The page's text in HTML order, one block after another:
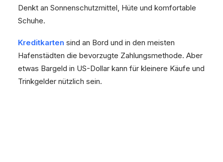
Denkt an Sonnenschutzmittel, Hüte und komfortable
Schuhe.
Kreditkarten sind an Bord und in den meisten
Hafenstädten die bevorzugte Zahlungsmethode. Aber
etwas Bargeld in US-Dollar kann für kleinere Käufe und
Trinkgelder nützlich sein.